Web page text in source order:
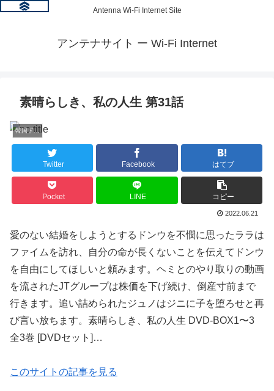
Antenna Wi-Fi Internet Site
アンテナサイト ー Wi-Fi Internet
素晴らしき、私の人生 第31話
韓国ドラマ情報
Twitter Facebook はてブ
Pocket LINE コピー
2022.06.21
愛のない結婚をしようとするドンウを不憫に思ったララは
ファイムを訪れ、自分の命が長くないことを伝えてドンウ
を自由にしてほしいと頼みます。ヘミとのやり取りの動画
を流されたJTグループは株価を下げ続け、倒産寸前まで
行きます。追い詰められたジュノはジニに子を堕ろせと再
び言い放ちます。素晴らしき、私の人生 DVD-BOX1〜3
全3巻 [DVDセット]…
このサイトの記事を見る